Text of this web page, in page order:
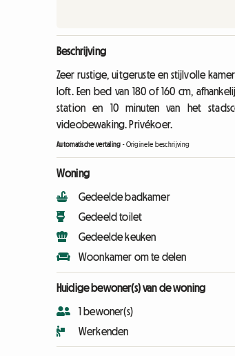
Beschrijving
Zeer rustige, uitgeruste en stijlvolle
loft. Een bed van 180 of 160 cm,
station en 10 minuten van het
videobewaking. Privékoer.
Automatische vertaling -Originele beschrijving
Woning
Gedeelde badkamer
Gedeeld toilet
Gedeelde keuken
Woonkamer om te delen
Huidige bewoner(s) van de woning
1 bewoner(s)
Werkenden